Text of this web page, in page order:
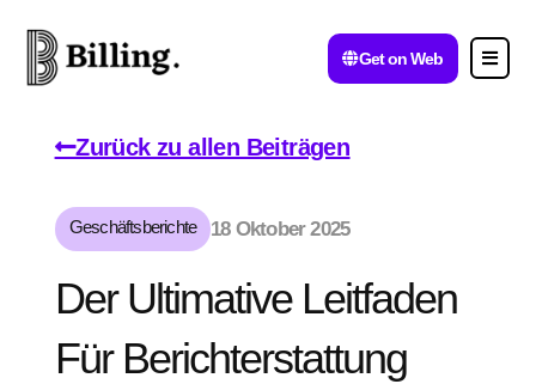
Get on Web
Zurück zu allen Beiträgen
Geschäftsberichte 18 Oktober 2025
Der Ultimative Leitfaden
Für Berichterstattung